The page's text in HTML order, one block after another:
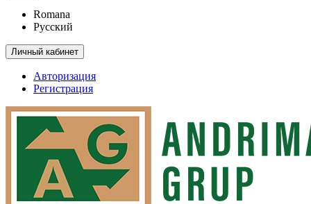
Romana
Русский
Личный кабинет
Авторизация
Регистрация